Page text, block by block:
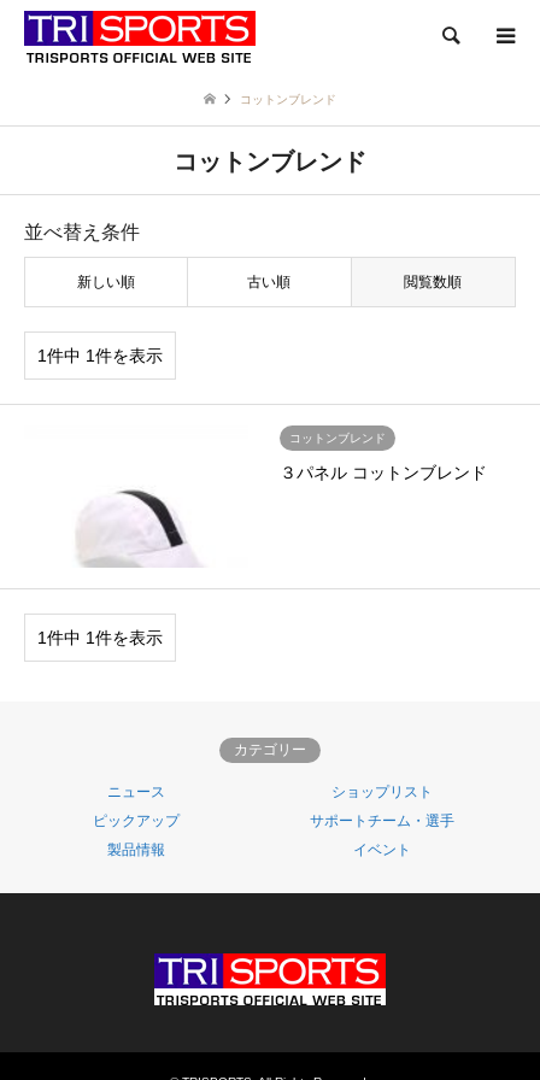
検索
コットンブレンド
コットンブレンド
並べ替え条件
新しい順 古い順 閲覧数順
1件中 1件を表示
コットンブレンド
３パネル コットンブレンド
1件中 1件を表示
カテゴリー
ニュース
ショップリスト
ピックアップ
サポートチーム・選手
製品情報
イベント